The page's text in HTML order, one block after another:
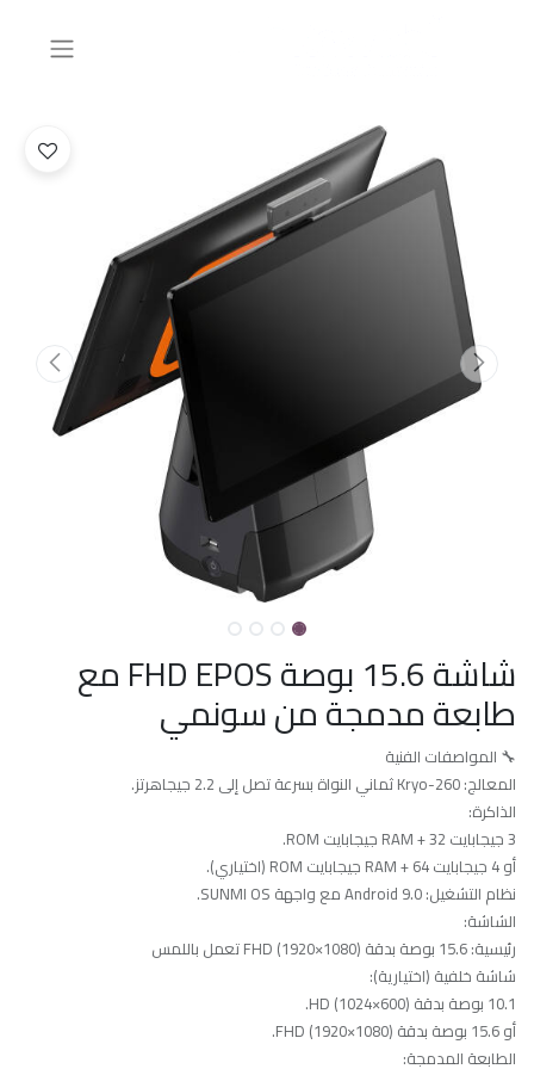
شاشة 15.6 بوصة FHD EPOS مع
طابعة مدمجة من سونمي
🔧 المواصفات الفنية
المعالج: Kryo-260 ثماني النواة بسرعة تصل إلى 2.2 جيجاهرتز.
الذاكرة:
3 جيجابايت RAM + 32 جيجابايت ROM.
أو 4 جيجابايت RAM + 64 جيجابايت ROM (اختياري).
نظام التشغيل: Android 9.0 مع واجهة SUNMI OS.
الشاشة:
رئيسية: 15.6 بوصة بدقة FHD (1920×1080) تعمل باللمس
شاشة خلفية (اختيارية):
10.1 بوصة بدقة HD (1024×600).
أو 15.6 بوصة بدقة FHD (1920×1080).
الطابعة المدمجة: